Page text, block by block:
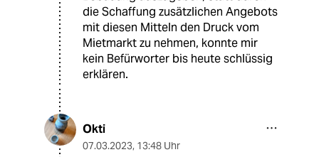
die Schaffung zusätzlichen Angebots
mit diesen Mitteln den Druck vom
Mietmarkt zu nehmen, konnte mir
kein Befürworter bis heute schlüssig
erklären.
Okti
07.03.2023, 13:48 Uhr